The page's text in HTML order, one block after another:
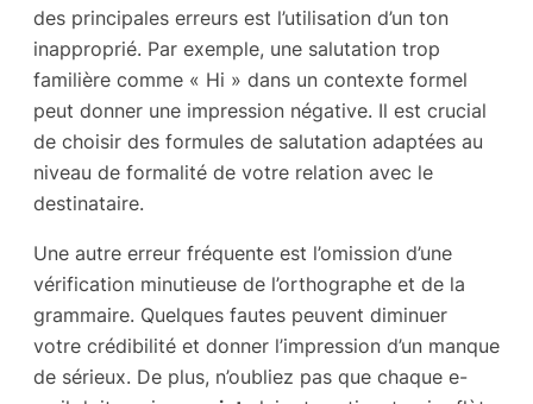
des principales erreurs est l’utilisation d’un ton
inapproprié. Par exemple, une salutation trop
familière comme « Hi » dans un contexte formel
peut donner une impression négative. Il est crucial
de choisir des formules de salutation adaptées au
niveau de formalité de votre relation avec le
destinataire.
Une autre erreur fréquente est l’omission d’une
vérification minutieuse de l’orthographe et de la
grammaire. Quelques fautes peuvent diminuer
votre crédibilité et donner l’impression d’un manque
de sérieux. De plus, n’oubliez pas que chaque e-